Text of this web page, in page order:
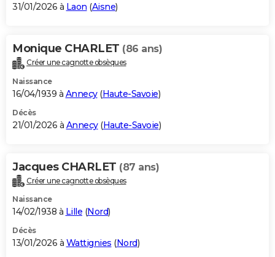
31/01/2026 à Laon (Aisne)
Monique CHARLET (86 ans)
Créer une cagnotte obsèques
Naissance
16/04/1939 à Annecy(Haute-Savoie)
Décès
21/01/2026 à Annecy(Haute-Savoie)
Jacques CHARLET (87 ans)
Créer une cagnotte obsèques
Naissance
14/02/1938 à Lille (Nord)
Décès
13/01/2026 à Wattignies (Nord)